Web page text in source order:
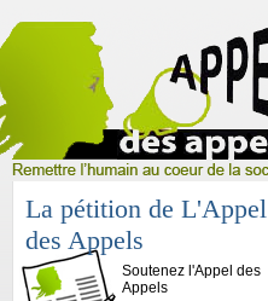
L'Appel des Appels
La pétition de L'Appel
des Appels
Soutenez l'Appel des
Appels